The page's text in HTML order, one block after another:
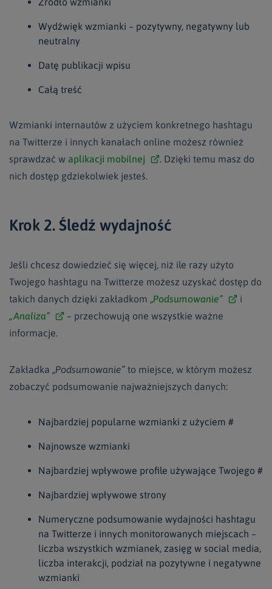
Wydźwięk wzmianki – pozytywny, negatywny lub
neutralny
Datę publikacji wpisu
Całą treść
Wzmianki internautów z użyciem konkretnego hashtagu
na Twitterze i innych kanałach online możesz również
sprawdzać w aplikacji mobilnej
. Dzięki temu masz do
nich dostęp gdziekolwiek jesteś.
Krok 2. Śledź wydajność
Jeśli chcesz dowiedzieć się więcej, niż ile razy użyto
Twojego hashtagu na Twitterze możesz uzyskać dostęp do
takich danych dzięki zakładkom „Podsumowanie”
i
„Analiza”
– przechowują one wszystkie ważne
informacje.
Zakładka „Podsumowanie” to miejsce, w którym możesz
zobaczyć podsumowanie najważniejszych danych:
Najbardziej popularne wzmianki z użyciem #
Najnowsze wzmianki
Najbardziej wpływowe profile używające Twojego #
Najbardziej wpływowe strony
Numeryczne podsumowanie wydajności hashtagu
na Twitterze i innych monitorowanych miejscach –
liczba wszystkich wzmianek, zasięg w social media,
liczba interakcji, podział na pozytywne i negatywne
wzmianki